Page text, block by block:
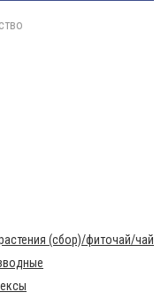
(сбор)/фиточай/чай